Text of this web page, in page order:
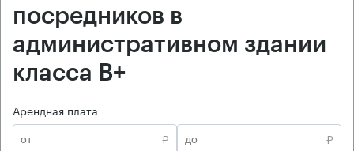
посредников в
административном здании
класса B+
Арендная плата
₽
₽